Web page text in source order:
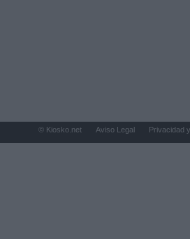
© Kiosko.net Aviso Legal Privacidad